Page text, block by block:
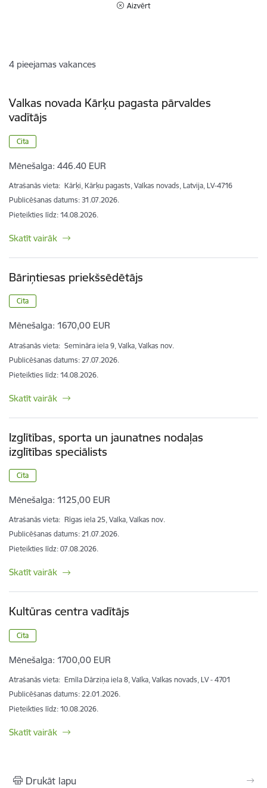
Aizvērt
4 pieejamas vakances
Valkas novada Kārķu pagasta pārvaldes
vadītājs
Cita
Mēnešalga: 446.40 EUR
Atrašanās vieta: Kārķi, Kārķu pagasts, Valkas novads, Latvija, LV-4716
Publicēšanas datums: 31.07.2026.
Pieteikties līdz: 14.08.2026.
Skatīt vairāk
Bāriņtiesas priekšsēdētājs
Cita
Mēnešalga: 1670,00 EUR
Atrašanās vieta: Semināra iela 9, Valka, Valkas nov.
Publicēšanas datums: 27.07.2026.
Pieteikties līdz: 14.08.2026.
Skatīt vairāk
Izglītības, sporta un jaunatnes nodaļas
izglītības speciālists
Cita
Mēnešalga: 1125,00 EUR
Atrašanās vieta: Rīgas iela 25, Valka, Valkas nov.
Publicēšanas datums: 21.07.2026.
Pieteikties līdz: 07.08.2026.
Skatīt vairāk
Kultūras centra vadītājs
Cita
Mēnešalga: 1700,00 EUR
Atrašanās vieta: Emīla Dārziņa iela 8, Valka, Valkas novads, LV - 4701
Publicēšanas datums: 22.01.2026.
Pieteikties līdz: 10.08.2026.
Skatīt vairāk
Drukāt lapu